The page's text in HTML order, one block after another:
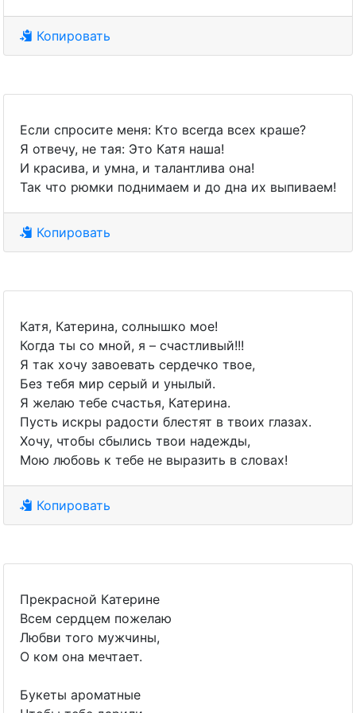
Копировать
Если спросите меня: Кто всегда всех краше?
Я отвечу, не тая: Это Катя наша!
И красива, и умна, и талантлива она!
Так что рюмки поднимаем и до дна их выпиваем!
Копировать
Катя, Катерина, солнышко мое!
Когда ты со мной, я – счастливый!!!
Я так хочу завоевать сердечко твое,
Без тебя мир серый и унылый.
Я желаю тебе счастья, Катерина.
Пусть искры радости блестят в твоих глазах.
Хочу, чтобы сбылись твои надежды,
Мою любовь к тебе не выразить в словах!
Копировать
Прекрасной Катерине
Всем сердцем пожелаю
Любви того мужчины,
О ком она мечтает.
Букеты ароматные